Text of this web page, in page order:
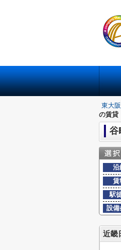
東大
の賃貸
谷
沿
賃
駅
設備
近畿